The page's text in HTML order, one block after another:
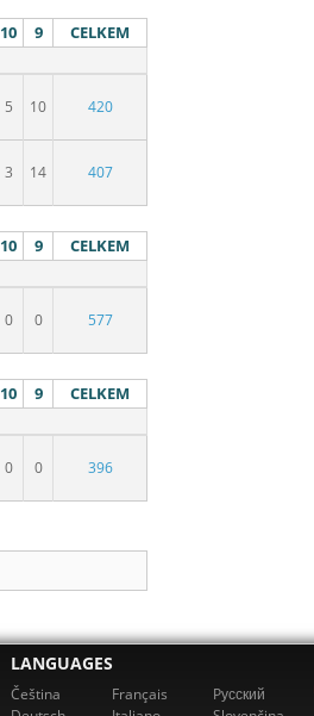
10 9 CELKEM
5 10 420
3 14 407
10 9 CELKEM
0 0 577
10 9 CELKEM
0 0 396
LANGUAGES
Čeština
Français
Pусский